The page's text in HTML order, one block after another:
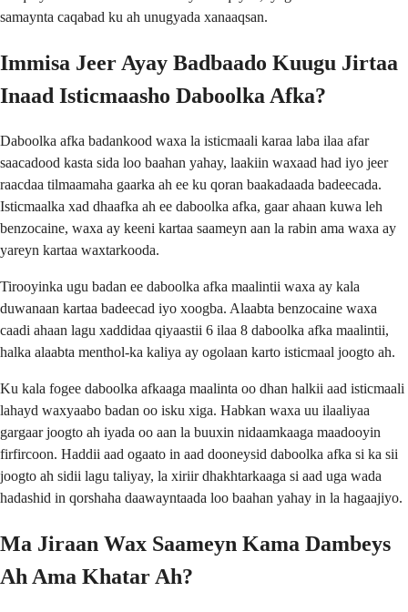
samaynta caqabad ku ah unugyada xanaaqsan.
Immisa Jeer Ayay Badbaado Kuugu Jirtaa
Inaad Isticmaasho Daboolka Afka?
Daboolka afka badankood waxa la isticmaali karaa laba ilaa afar
saacadood kasta sida loo baahan yahay, laakiin waxaad had iyo jeer
raacdaa tilmaamaha gaarka ah ee ku qoran baakadaada badeecada.
Isticmaalka xad dhaafka ah ee daboolka afka, gaar ahaan kuwa leh
benzocaine, waxa ay keeni kartaa saameyn aan la rabin ama waxa ay
yareyn kartaa waxtarkooda.
Tirooyinka ugu badan ee daboolka afka maalintii waxa ay kala
duwanaan kartaa badeecad iyo xoogba. Alaabta benzocaine waxa
caadi ahaan lagu xaddidaa qiyaastii 6 ilaa 8 daboolka afka maalintii,
halka alaabta menthol-ka kaliya ay ogolaan karto isticmaal joogto ah.
Ku kala fogee daboolka afkaaga maalinta oo dhan halkii aad isticmaali
lahayd waxyaabo badan oo isku xiga. Habkan waxa uu ilaaliyaa
gargaar joogto ah iyada oo aan la buuxin nidaamkaaga maadooyin
firfircoon. Haddii aad ogaato in aad dooneysid daboolka afka si ka sii
joogto ah sidii lagu taliyay, la xiriir dhakhtarkaaga si aad uga wada
hadashid in qorshaha daawayntaada loo baahan yahay in la hagaajiyo.
Ma Jiraan Wax Saameyn Kama Dambeys
Ah Ama Khatar Ah?